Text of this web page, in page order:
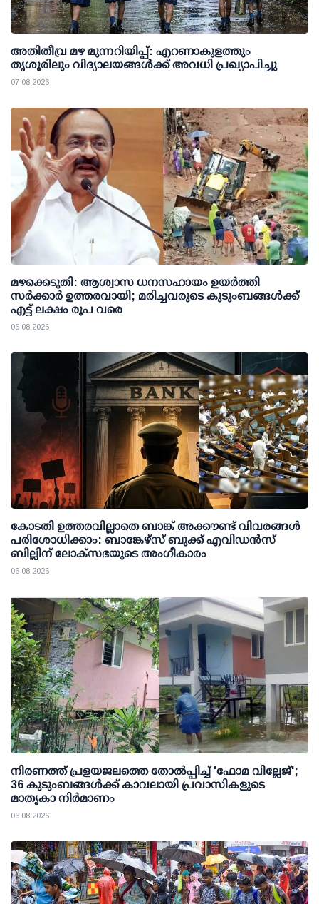
അതിതീവ്ര മഴ മുന്നറിയിപ്പ്: എറണാകുളത്തും
തൃശൂരിലും വിദ്യാലയങ്ങള്‍ക്ക് അവധി പ്രഖ്യാപിച്ചു
07 08 2026
മഴക്കെടുതി: ആശ്വാസ ധനസഹായം ഉയര്‍ത്തി
സര്‍ക്കാര്‍ ഉത്തരവായി; മരിച്ചവരുടെ കുടുംബങ്ങള്‍ക്ക്
എട്ട് ലക്ഷം രൂപ വരെ
06 08 2026
കോടതി ഉത്തരവില്ലാതെ ബാങ്ക് അക്കൗണ്ട് വിവരങ്ങള്‍
പരിശോധിക്കാം: ബാങ്കേഴ്സ് ബുക്ക് എവിഡന്‍സ്
ബില്ലിന് ലോക്സഭയുടെ അംഗീകാരം
06 08 2026
നിരണത്ത് പ്രളയജലത്തെ തോല്‍പ്പിച്ച് 'ഫോമ വില്ലേജ്';
36 കുടുംബങ്ങള്‍ക്ക് കാവലായി പ്രവാസികളുടെ
മാതൃകാ നിര്‍മാണം
06 08 2026